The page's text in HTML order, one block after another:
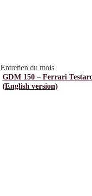
Entretien du mois
GDM 150 – Ferrari
(English version)